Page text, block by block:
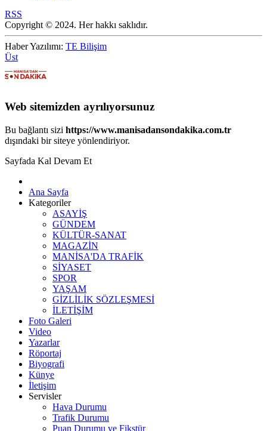
RSS
Copyright © 2024. Her hakkı saklıdır.
Haber Yazılımı: TE Bilişim
Üst
Web sitemizden ayrılıyorsunuz
Bu bağlantı sizi https://www.manisadansondakika.com.tr
dışındaki bir siteye yönlendiriyor.
Sayfada Kal Devam Et
Ana Sayfa
Kategoriler
ASAYİŞ
GÜNDEM
KÜLTÜR-SANAT
MAGAZİN
MANİSA'DA TRAFİK
SİYASET
SPOR
YAŞAM
GİZLİLİK SÖZLEŞMESİ
İLETİŞİM
Foto Galeri
Video
Yazarlar
Röportaj
Biyografi
Künye
İletişim
Servisler
Hava Durumu
Trafik Durumu
Puan Durumu ve Fikstür